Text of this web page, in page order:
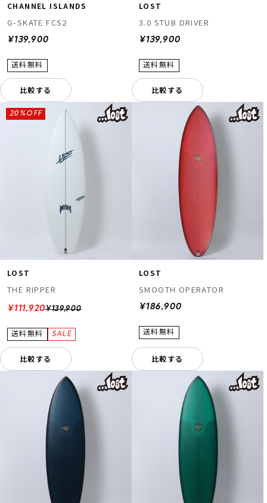
CHANNEL ISLANDS
G-SKATE FCS2
¥139,900
比較する
LOST
3.0 STUB DRIVER
¥139,900
比較する
LOST
THE RIPPER
¥139,900
20%OFF
¥111,920
比較する
LOST
SMOOTH OPERATOR
¥186,900
比較する